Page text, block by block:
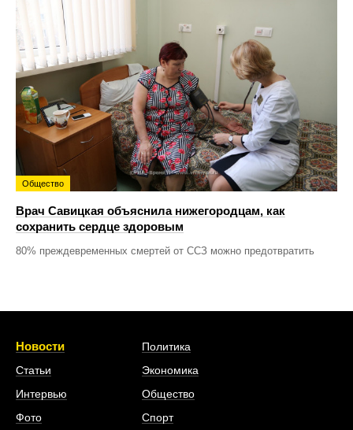
Общество
Врач Савицкая объяснила нижегородцам, как
сохранить сердце здоровым
80% преждевременных смертей от ССЗ можно предотвратить
Новости
Статьи
Интервью
Фото
Политика
Экономика
Общество
Спорт